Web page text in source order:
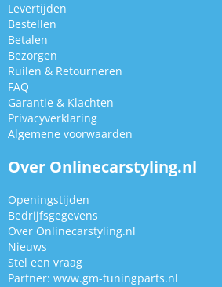
Levertijden
Bestellen
Betalen
Bezorgen
Ruilen & Retourneren
FAQ
Garantie & Klachten
Privacyverklaring
Algemene voorwaarden
Over Onlinecarstyling.nl
Openingstijden
Bedrijfsgegevens
Over Onlinecarstyling.nl
Nieuws
Stel een vraag
Partner: www.gm-tuningparts.nl